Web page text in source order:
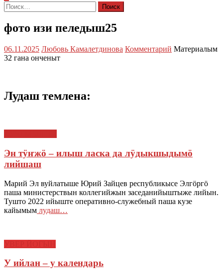
Найти:
фото изи пеледыш25
06.11.2025 Любовь Камалетдинова Комментарий Материалым
32 гана онченыт
Лудаш темлена:
Эн тӱҥжӧ – илыш ласка да лӱдыкшыдымӧ
лийшаш
Марий Эл вуйлатыше Юрий Зайцев республикысе Элгӧргӧ
паша министерствын коллегийжын заседанийыштыже лийын.
Тушто 2022 ийыште оперативно-служебный паша кузе
кайымым лудаш…
У ийлан – у календарь